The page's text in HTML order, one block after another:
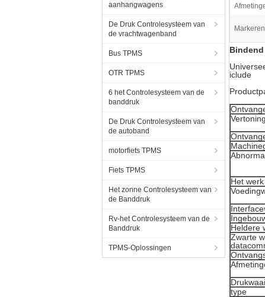
aanhangwagens
De Druk Controlesysteem van
de vrachtwagenband
Bus TPMS
OTR TPMS
6 het Controlesysteem van de
banddruk
De Druk Controlesysteem van
de autoband
motorfiets TPMS
Fiets TPMS
Het zonne Controlesysteem van
de Banddruk
Rv-het Controlesysteem van de
Banddruk
TPMS-Oplossingen
iclude
Het
Heldere
Zwarte
type